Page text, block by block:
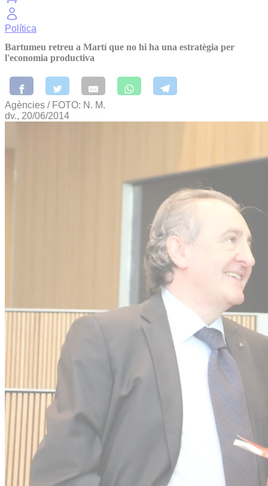
Política
Bartumeu retreu a Martí que no hi ha una estratègia per
l'economia productiva
Agències / FOTO: N. M.
dv., 20/06/2014